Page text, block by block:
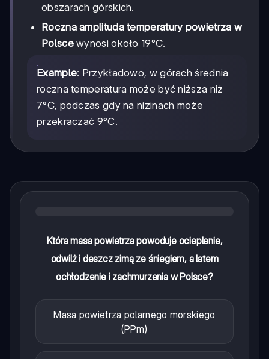
obszarach górskich.
Roczna amplituda temperatury powietrza w
Polscewynosi około 19°C.
Example: Przykładowo, w górach średnia
roczna temperatura może być niższa niż
7°C, podczas gdy na nizinach może
przekraczać 9°C.
Która masa powietrza powoduje ocieplenie,
odwilż i deszcz zimą ze śniegiem, a latem
ochłodzenie i zachmurzenia w Polsce?
Masa powietrza polarnego morskiego
(PPm)